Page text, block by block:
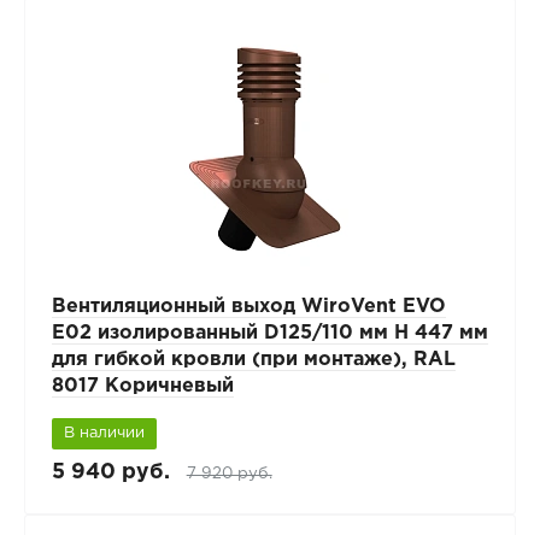
Вентиляционный выход WiroVent EVO
E02 изолированный D125/110 мм Н 447 мм
для гибкой кровли (при монтаже), RAL
8017 Коричневый
В наличии
5 940 руб. 7 920 руб.